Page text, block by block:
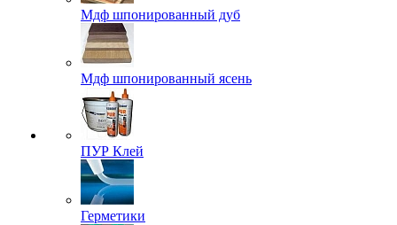
Мдф шпонированный дуб
Мдф шпонированный ясень
ПУР Клей
Герметики